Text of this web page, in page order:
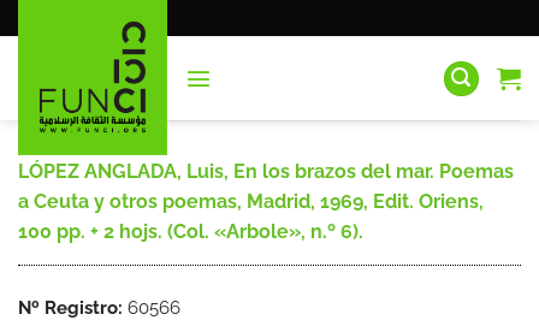
al
LÓPEZ ANGLADA, Luis, En los brazos del mar. Poemas
a Ceuta y otros poemas, Madrid, 1969, Edit. Oriens,
100 pp. + 2 hojs. (Col. «Arbole», n.º 6).
Nº Registro: 60566